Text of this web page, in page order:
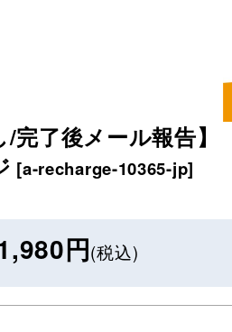
/完了後メール報告
[a-recharge-10365-jp]
円(税込)